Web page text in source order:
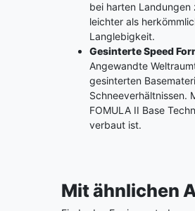
bei harten Landungen
leichter als
Langlebigkeit.
Gesinterte Speed
Angewandte
gesinterten
Schneeverhältnissen.
FOMULA II Base
verbaut ist.
Mit ähnlichen